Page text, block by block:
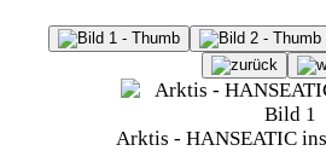
Arktis - HANSEATIC